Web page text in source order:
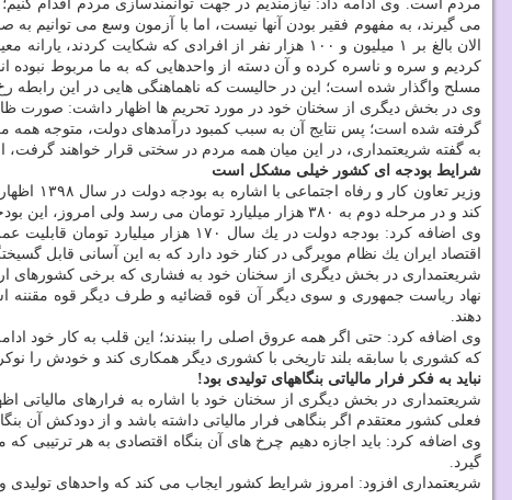
می گیرند، به مفهوم فقیر بودن آنها نیست، اما با آزمون وسع می توانیم
الان بالغ بر ۱ میلیون و ۱۰۰ هزار نفر از افرادی كه شكایت كردند، یارانه معیشتی می گیرند.
كردیم و سره و ناسره كرده و آن دسته از واحدهایی كه به ما مربوط نبوده
مسلح واگذار شده است؛ این در حالیست كه ناهماهنگی هایی در این
وی در بخش دیگری از سخنان خود در مورد تحریم ها اظهار داشت: صورت
گرفته شده است؛ پس نتایج آن به سبب كمبود درآمدهای دولت، متوجه
به گفته شریعتمداری، در این میان همه مردم در سختی قرار خواهند گرفت،
شرایط بودجه ای كشور خیلی مشكل است
كند و در مرحله دوم به ۳۸۰ هزار میلیارد تومان می رسد ولی امروز، این بودجه ۳۰۱ هزار میلیارد تومان شده است.
وی اضافه كرد: بودجه دولت در یك سال ۱۷۰ هزار میلیارد تومان قابلیت عمل ندارد و طبیعی است با این شرایط تكانه های فوق العاده ای بر نظام اقتصادی كشور ایجاد شود؛ هر چند بودجه عمومی كل
اقتصاد ایران یك نظام مویرگی در كنار خود دارد كه به این آسانی قابل
شریعتمداری در بخش دیگری از سخنان خود به فشاری كه برخی كشورهای
نهاد ریاست جمهوری و سوی دیگر آن قوه قضائیه و طرف دیگر قوه مقننه
دهند.
وی اضافه كرد: حتی اگر همه عروق اصلی را ببندند؛ این قلب به كار خود
كه كشوری با سابقه بلند تاریخی با كشوری دیگر همكاری كند و خودش را
نباید به فكر فرار مالیاتی بنگاههای تولیدی بود!
شریعتمداری در بخش دیگری از سخنان خود با اشاره به فرارهای مالیاتی
فعلی كشور معتقدم اگر بنگاهی فرار مالیاتی داشته باشد و از دودكش آن
گیرد.
شریعتمداری افزود: امروز شرایط كشور ایجاب می كند كه واحدهای تولیدی